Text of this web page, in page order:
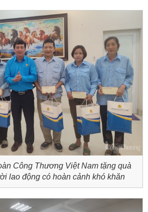
Công Thương Việt Nam tặng quà
lao động có hoàn cảnh khó khăn